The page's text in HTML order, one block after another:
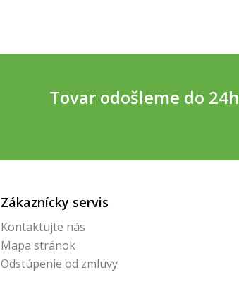
Tovar odošleme do 24h
Zákaznícky servis
Kontaktujte nás
Mapa stránok
Odstúpenie od zmluvy